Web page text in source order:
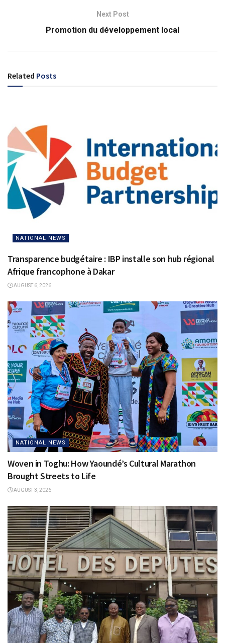
Next Post
Promotion du développement local
Related Posts
NATIONAL NEWS
Transparence budgétaire : IBP installe son hub régional
Afrique francophone à Dakar
AUGUST 6, 2026
NATIONAL NEWS
Woven in Toghu: How Yaoundé’s Cultural Marathon
Brought Streets to Life
AUGUST 3, 2026